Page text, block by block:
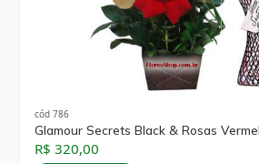
cód 786
Glamour Secrets Black & Rosas
R$ 320,00